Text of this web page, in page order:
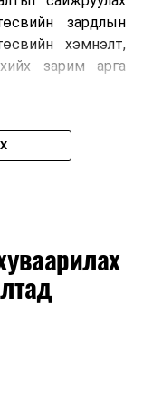
зардлын
хэмнэлт,
зарим арга
дэвшүүлэх
газрын тосны
асуудал